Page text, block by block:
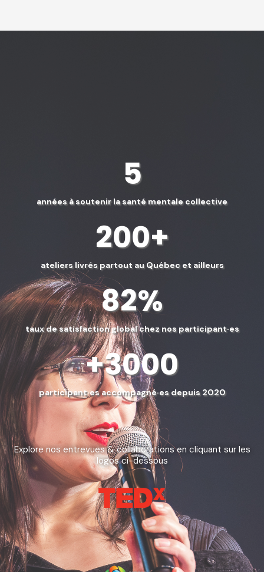
5
années à soutenir la santé mentale collective
200+
ateliers livrés partout au Québec et ailleurs
82%
taux de satisfaction global chez nos participant·es
+3000
participant·es accompagné·es depuis 2020
Éco-motion dans les médias
Explore nos entrevues & collaborations en cliquant sur les
logos ci-dessous